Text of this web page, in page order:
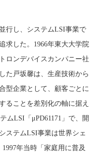
行し、システムLSI事業で
求した。1966年東大大学院
ロンデバイスカンパニー社
た戸坂馨は、生産技術から
型企業として、顧客ごとに
ることを差別化の軸に据え
ムLSI「μPD61171」で、開
ステムLSI事業は世界シェ
年当時「家庭用に普及